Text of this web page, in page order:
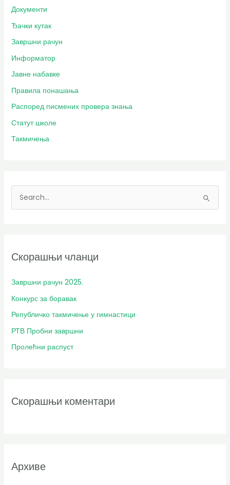
Документи
Ђачки кутак
Завршни рачун
Информатор
Јавне набавке
Правила понашања
Распоред писмених провера знања
Статут школе
Такмичења
р
г
а
з
а
:
Скорашњи чланци
Завршни рачун 2025.
Конкурс за боравак
Републичко такмичење у гимнастици
РТВ Пробни завршни
Пролећни распуст
Скорашњи коментари
Архиве